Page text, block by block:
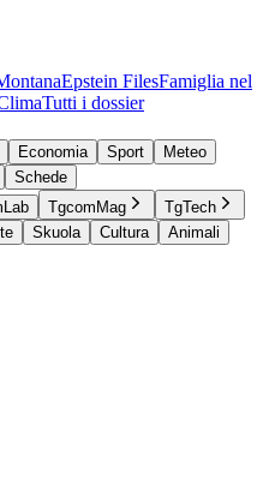
Epstein FilesFamiglia nel
Tutti i dossier
Economia Sport
Meteo
Schede
TgcomMag
TgTech
Skuola Cultura
Animali